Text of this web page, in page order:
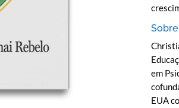
em
EUA